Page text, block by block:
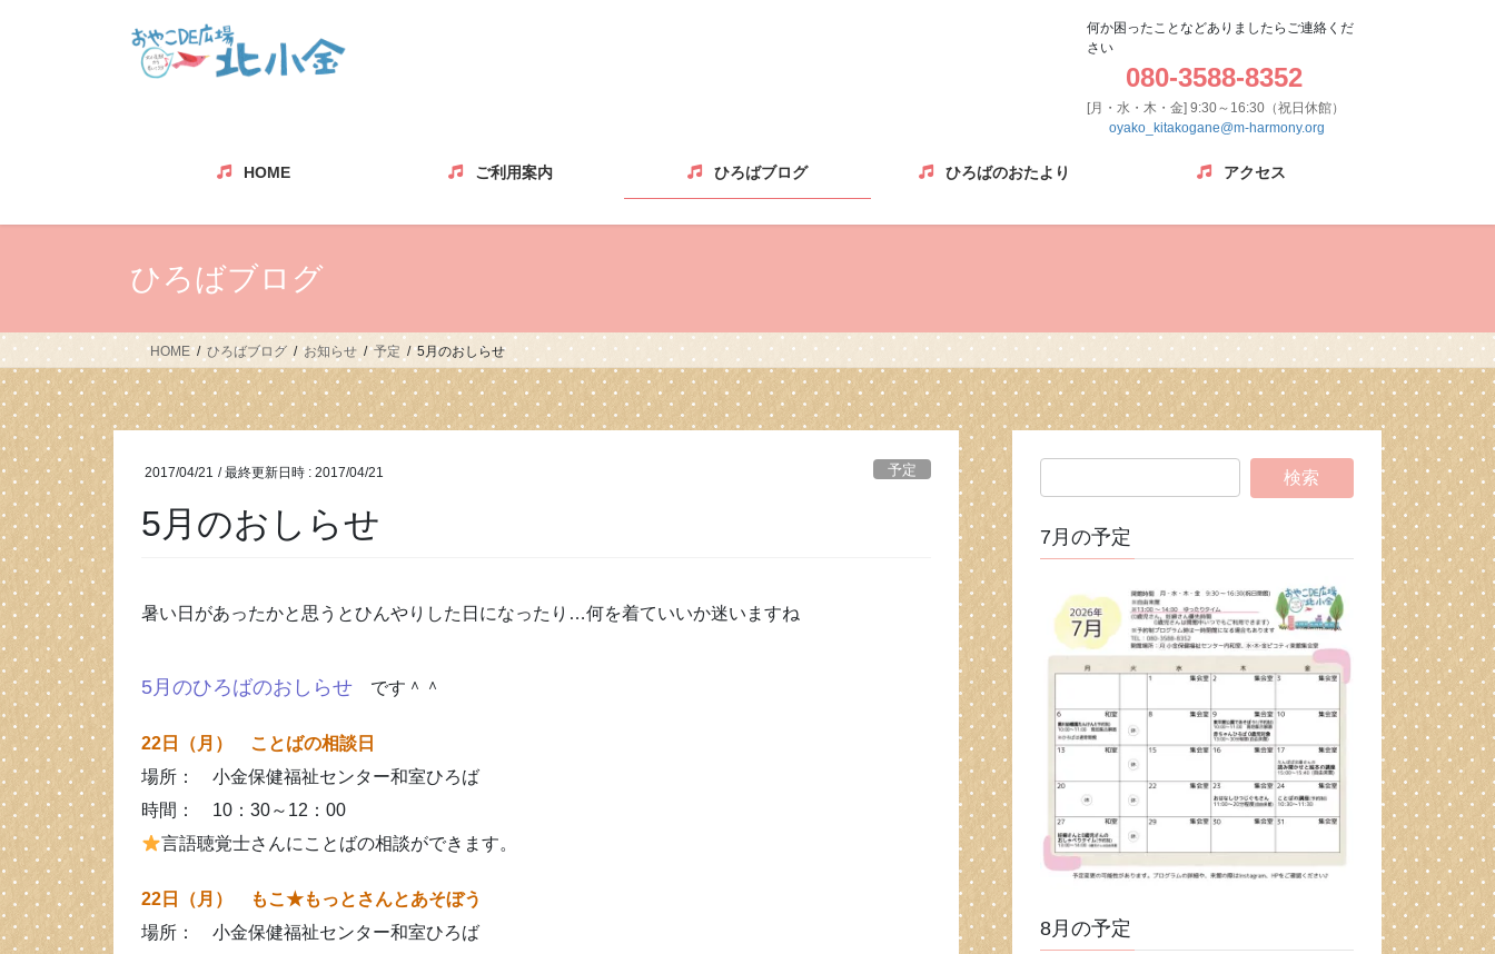
ッ
移
何か困ったことなどありましたらご連絡くだ
さい
080-3588-8352
[月・水・木・金] 9:30～16:30（祝日休館）
oyako_kitakogane@m-harmony.org
HOME ご利用案内 ひろばブログ ひろばのおたより アクセス
ひろばブログ
HOME ひろばブログ お知らせ 予定 5月のおしらせ
2017/04/21 / 最終更新日時 : 2017/04/21 予定
5月のおしらせ
暑い日があったかと思うとひんやりした日になったり…何を着ていいか迷いますね
5月のひろばのおしらせ です＾＾
22日（月） ことばの相談日
場所： 小金保健福祉センター和室ひろば
時間： 10：30～12：00
言語聴覚士さんにことばの相談ができます。
22日（月） もこ★もっとさんとあそぼう
場所： 小金保健福祉センター和室ひろば
7月の予定
8月の予定